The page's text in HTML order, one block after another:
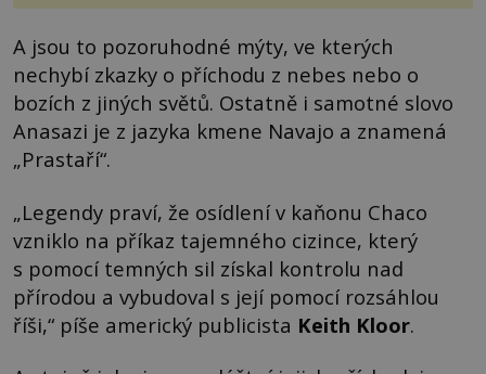
A jsou to pozoruhodné mýty, ve kterých
nechybí zkazky o příchodu z nebes nebo o
bozích z jiných světů. Ostatně i samotné slovo
Anasazi je z jazyka kmene Navajo a znamená
„Prastaří“.
„Legendy praví, že osídlení v kaňonu Chaco
vzniklo na příkaz tajemného cizince, který
s pomocí temných sil získal kontrolu nad
přírodou a vybudoval s její pomocí rozsáhlou
říši,“ píše americký publicista Keith Kloor.